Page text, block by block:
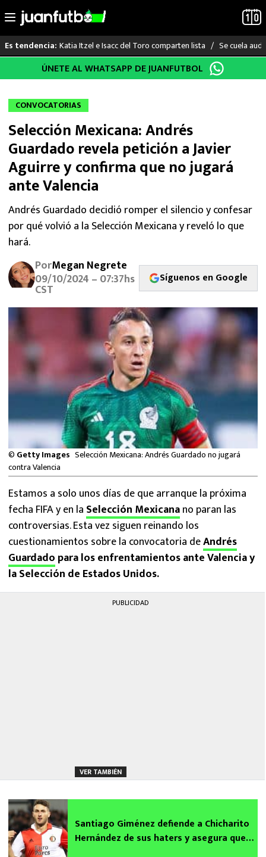
al
Es tendencia: Katia Itzel e Isacc del Toro comparten lista Se cuela
LO ÚLTIMO
LIGA MX
RAYADOS
PUMAS
ATLANTE
SELECCIÓN MEXICANA
FUTBOL INTERNACIONAL
MEXICANOS EN EL EXTRANJERO
FUTBOL ESTUFA
BOXEO
LIGA MX
NFL
ÚNETE AL WHATSAPP DE JUANFUTBOL
CONVOCATORIAS
Selección Mexicana: Andrés
Guardado revela petición a Javier
Aguirre y confirma que no jugará
ante Valencia
Andrés Guardado decidió romper el silencio y confesar
por qué volvió a la Selección Mexicana y reveló lo que
hará.
PorMegan Negrete
09/10/2024 – 07:37hs
CST
Síguenos en Google
© Getty Images Selección Mexicana: Andrés Guardado no jugará
contra Valencia
Estamos a solo unos días de que arranque la próxima
fecha FIFA y en la Selección Mexicanano paran las
controversias. Esta vez siguen reinando los
cuestionamientos sobre la convocatoria deAndrés
Guardado para los enfrentamientos ante Valencia y
la Selección de Estados Unidos.
PUBLICIDAD
VER TAMBIÉN
Santiago Giménez defiende a Chicharito
Hernández de sus haters y asegura que